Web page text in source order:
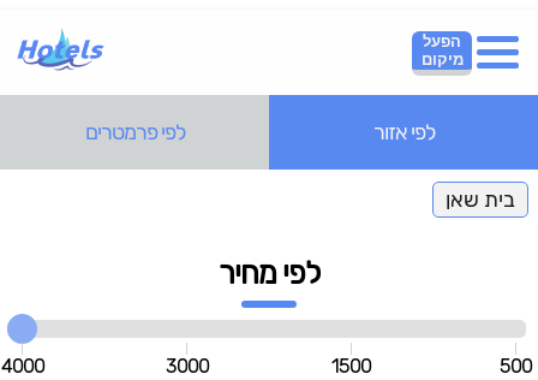
הפעל
מיקום
לפי אזור לפי פרמטרים
בית שאן
לפי מחיר
500
1500
3000
4000